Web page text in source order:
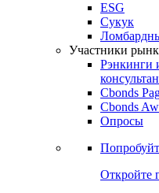
ESG
Сукук
Участники
Рэнкинги
Cbonds
Cbonds
Опросы
Откройте